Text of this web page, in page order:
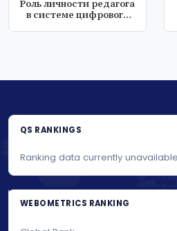
Роль личности редагога
в системе цифрового
QS RANKINGS
Ranking data currently
WEBOMETRICS RANKING